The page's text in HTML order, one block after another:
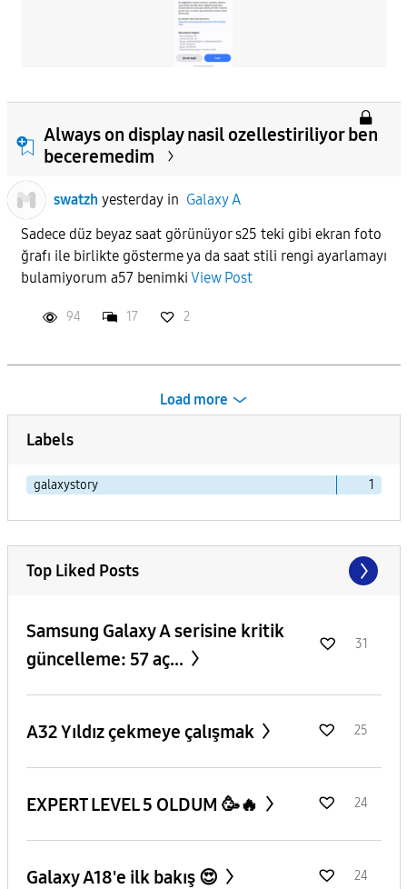
Always on display nasil ozellestiriliyor ben
beceremedim
swatzh yesterdayin Galaxy A
Sadece düz beyaz saat görünüyor s25 teki gibi ekran foto
ğrafı ile birlikte gösterme ya da saat stili rengi ayarlamayı
bulamiyorum a57 benimki View Post
94 17 2
Load more
Labels
galaxystory 1
Top Liked Posts
Samsung Galaxy A serisine kritik
güncelleme: 57 aç...
31
A32 Yıldız çekmeye çalışmak 25
EXPERT LEVEL 5 OLDUM 🥳🔥 24
Galaxy A18'e ilk bakış 😍 24